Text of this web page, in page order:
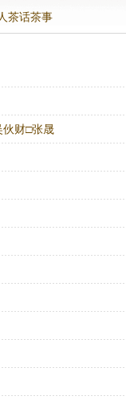
茶话茶事
财□张晟